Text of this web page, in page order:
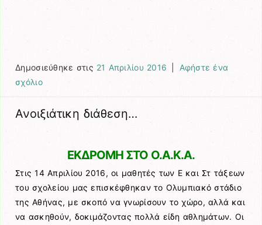
Δημοσιεύθηκε στις 21 Απριλίου 2016
Αφήστε ένα
σχόλιο
Ανοιξιάτικη διάθεση…
ΕΚΔΡΟΜΗ ΣΤΟ Ο.Α.Κ.Α.
Στις 14 Απριλίου 2016, οι μαθητές των Ε και Στ τάξεων
του σχολείου μας επισκέφθηκαν το Ολυμπιακό στάδιο
της Αθήνας, με σκοπό να γνωρίσουν το χώρο, αλλά και
να ασκηθούν, δοκιμάζοντας πολλά είδη αθλημάτων. Οι